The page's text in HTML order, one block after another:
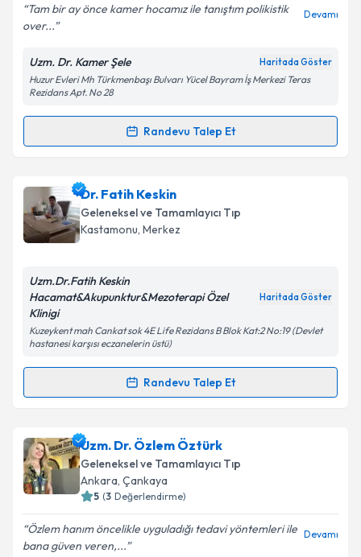
Kişisel verilerimin işlenmesine ilişkin
Aydınlatma
Metni'ni okudum ve kişisel verilerimin belirtilen
kapsamda işlenmesini kabul ediyorum.
Takvim Talebini Gönder
Tam bir ay önce kamer hocamız ile tanıştım polikistik
over...
Devamı
Uzm. Dr. Kamer Şele Haritada Göster
Huzur Evleri Mh Türkmenbaşı Bulvarı Yücel Bayram İş Merkezi Teras
Rezidans Apt. No 28
Randevu Talep Et
Randevu Takvimi Talebi
Uzm. Dr. Kamer Şeleiçin randevu takvimi talebi
oluşturun. Size bu uzmandan randevu almanız için bir
takvim hazırlandığında e-posta ile bilgilendireceğiz.
Kişisel verilerimin işlenmesine ilişkinAydınlatma
Metni
'ni okudum ve kişisel verilerimin belirtilen
kapsamda işlenmesini kabul ediyorum.
Dr. Fatih Keskin
Geleneksel ve Tamamlayıcı Tıp
Kastamonu, Merkez
Uzm.Dr.Fatih Keskin
Hacamat&Akupunktur&Mezoterapi Özel
Klinigi
Haritada Göster
Kuzeykent mah Cankat sok 4E Life Rezidans B Blok Kat:2 No:19 (Devlet
hastanesi karşısı eczanelerin üstü)
Randevu Talep Et
Randevu Takvimi Talebi
Dr. Fatih Keskiniçin randevu takvimi talebi oluşturun.
Size bu uzmandan randevu almanız için bir takvim
hazırlandığında e-posta ile bilgilendireceğiz.
Uzm. Dr. Özlem Öztürk
Geleneksel ve Tamamlayıcı Tıp
Ankara, Çankaya
5 (3 Değerlendirme)
Özlem hanım öncelikle uyguladığı tedavi yöntemleri ile
bana güven veren,...
Devamı